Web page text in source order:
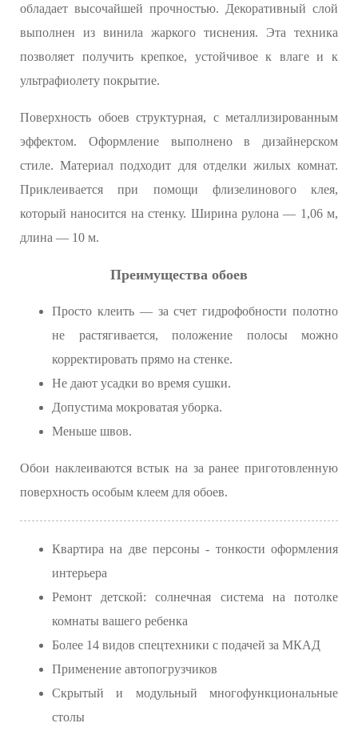
обладает высочайшей прочностью. Декоративный слой
выполнен из винила жаркого тиснения. Эта техника
позволяет получить крепкое, устойчивое к влаге и к
ультрафиолету покрытие.
Поверхность обоев структурная, с металлизированным
эффектом. Оформление выполнено в дизайнерском
стиле. Материал подходит для отделки жилых комнат.
Приклеивается при помощи флизелинового клея,
который наносится на стенку. Ширина рулона — 1,06 м,
длина — 10 м.
Преимущества обоев
Просто клеить — за счет гидрофобности полотно
не растягивается, положение полосы можно
корректировать прямо на стенке.
Не дают усадки во время сушки.
Допустима мокроватая уборка.
Меньше швов.
Обои наклеиваются встык на за ранее приготовленную
поверхность особым клеем для обоев.
Квартира на две персоны - тонкости оформления
интерьера
Ремонт детской: солнечная система на потолке
комнаты вашего ребенка
Более 14 видов спецтехники с подачей за МКАД
Применение автопогрузчиков
Скрытый и модульный многофункциональные
столы